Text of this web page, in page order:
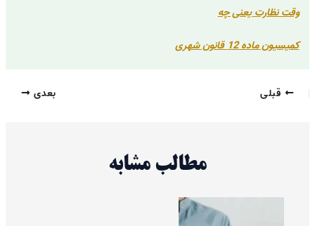
وقت نظارت یعنی چه
کمیسیون ماده 12 قانون شهری
قبلی بعدی
مطالب مشابه